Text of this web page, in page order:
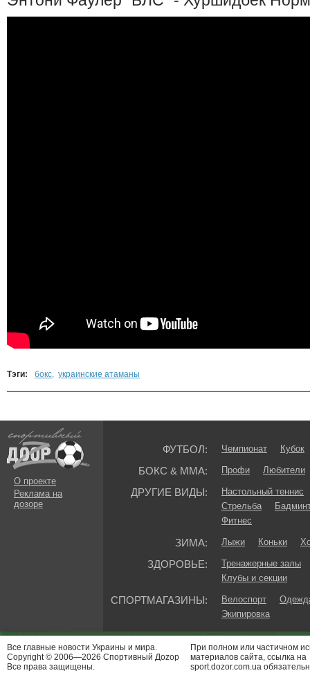
Тэги: бокс, украинские атаманы
О проекте
Реклама на
дозоре
ФУТБОЛ: Чемпионат Кубок
БОКС & ММА: Профи Любители
ДРУГИЕ ВИДЫ:
Настольный теннис
Стрельба
Фитнес
ЗИМА: Лыжи Коньки
ЗДОРОВЬЕ:
Тренажерные залы
Клубы и секции
СПОРТМАГАЗИНЫ: Велоспорт
Экипировка
Все главные новости Украины и мира.
Copyright © 2006—2026 Спортивный Доzор
Все права защищены.
При полном или частичном
материалов сайта, ссылка на
sport.dozor.com.ua